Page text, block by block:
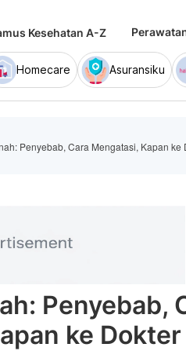
Kesehatan A-Z
Homecare Asuransiku
Penyebab, Cara Mengatasi, Kapan ke
Penyebab,
ke Dokter